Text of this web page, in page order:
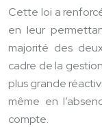
Cette loi a
en leur
majorité des
cadre de la
plus grande
même en
compte.